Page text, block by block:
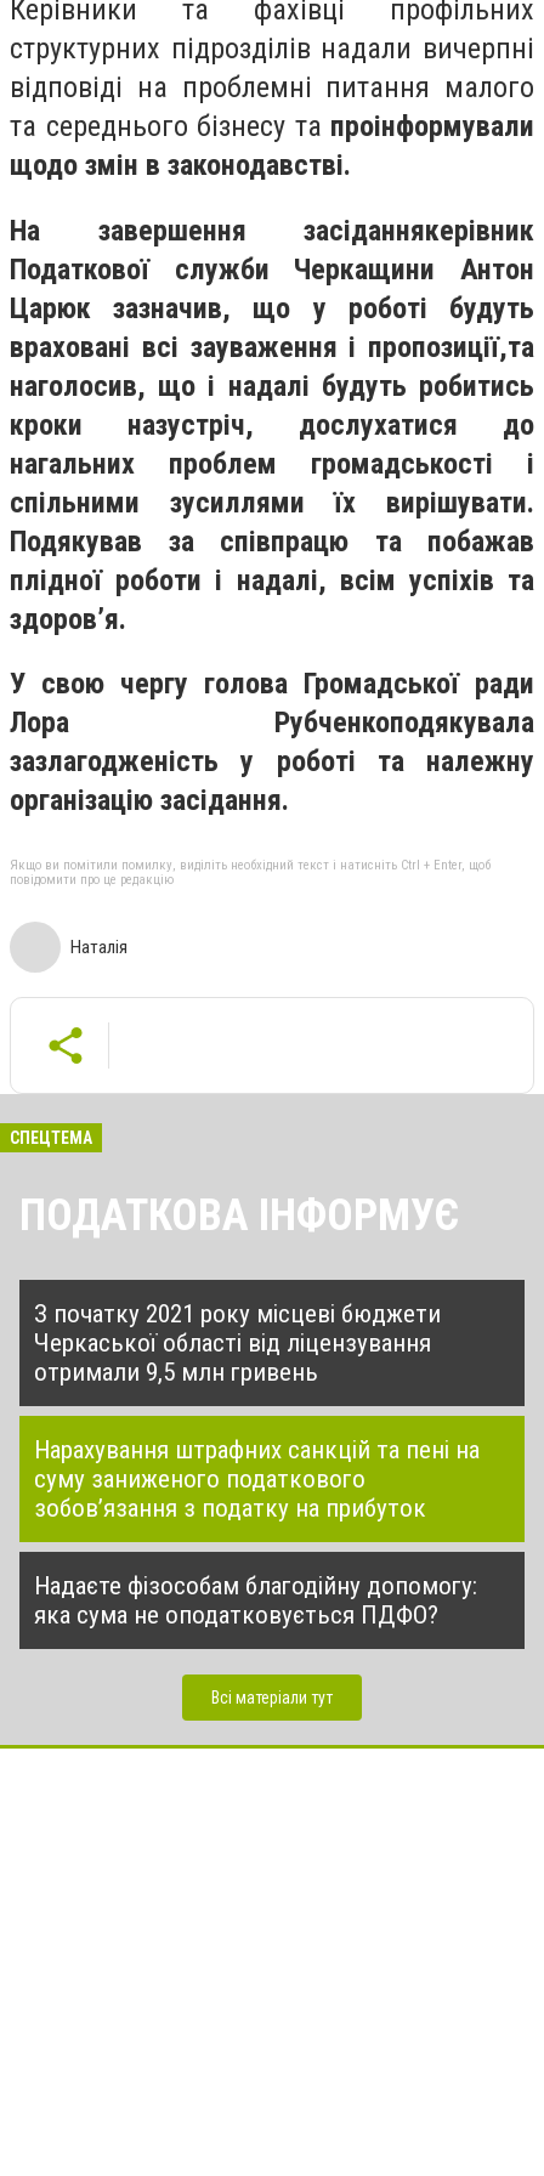
Керівники та фахівці профільних
структурних підрозділів надали вичерпні
відповіді на проблемні питання малого
та середнього бізнесу та проінформували
щодо змін в законодавстві.
На завершення засіданнякерівник
Податкової служби Черкащини Антон
Царюк зазначив, що у роботі будуть
враховані всі зауваження і пропозиції,та
наголосив, що і надалі будуть робитись
кроки назустріч, дослухатися до
нагальних проблем громадськості і
спільними зусиллями їх вирішувати.
Подякував за співпрацю та побажав
плідної роботи і надалі, всім успіхів та
здоров’я.
У свою чергу голова Громадської ради
Лора Рубченкоподякувала
зазлагодженість у роботі та належну
організацію засідання.
Якщо ви помітили помилку, виділіть необхідний текст і натисніть Ctrl + Enter, щоб
повідомити про це редакцію
Наталія
СПЕЦТЕМА
ПОДАТКОВА ІНФОРМУЄ
З початку 2021 року місцеві бюджети
Черкаської області від ліцензування
отримали 9,5 млн гривень
Нарахування штрафних санкцій та пені на
суму заниженого податкового
зобов’язання з податку на прибуток
Надаєте фізособам благодійну допомогу:
яка сума не оподатковується ПДФО?
Всі матеріали тут